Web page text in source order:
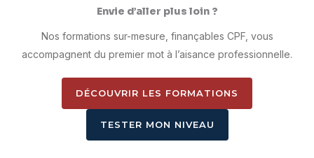
Envie d’aller plus loin ?
Nos formations sur-mesure, finançables CPF, vous
accompagnent du premier mot à l’aisance professionnelle.
DÉCOUVRIR LES FORMATIONS
TESTER MON NIVEAU